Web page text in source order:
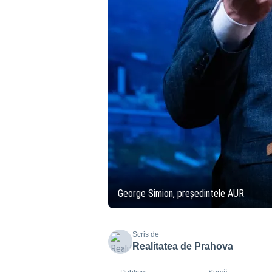
George Simion, președintele AUR
Scris de
Realitatea de Prahova